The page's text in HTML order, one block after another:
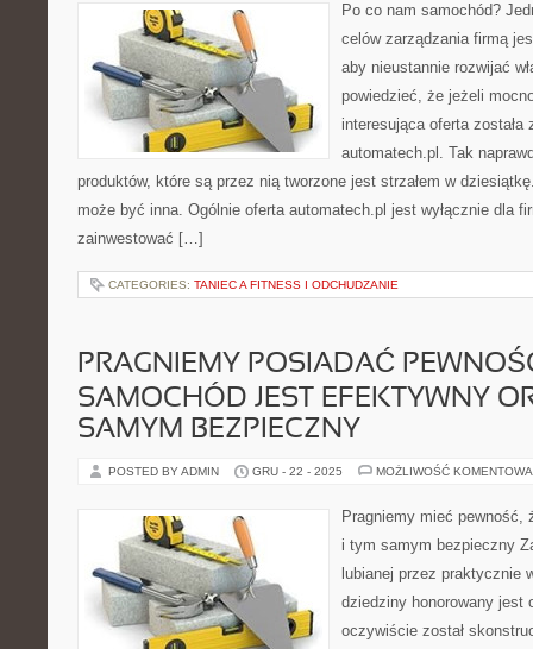
Po co nam samochód?
celów zarządzania firmą
aby nieustannie rozwijać
powiedzieć, że jeżeli
interesująca oferta
automatech.pl. Tak
produktów, które są przez nią tworzone jest strzałem w
może być inna. Ogólnie oferta automatech.pl jest wyłącznie dla
zainwestować […]
CATEGORIES: TANIEC A FITNESS I ODCHUDZANIE
PRAGNIEMY POSIADAĆ
SAMOCHÓD JEST EFEKTYWNY
SAMYM BEZPIECZNY
POSTED BY ADMIN GRU - 22 - 2025 MOŻLIWOŚĆ
Pragniemy mieć
i tym samym bezpieczny
lubianej przez praktycznie
dziedziny honorowany jest
oczywiście został